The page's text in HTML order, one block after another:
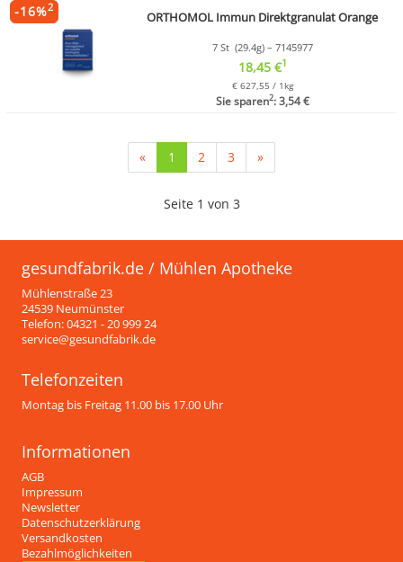
ORTHOMOL Immun Direktgranulat Orange
7 St (29.4g) – 7145977
18,45 €1
€ 627,55 / 1kg
Sie sparen2: 3,54 €
-16%2
« 1 (current)
2 3 »
Seite 1 von 3
gesundfabrik.de / Mühlen Apotheke
Mühlenstraße 23
24539 Neumünster
Telefon: 04321 - 20 999 24
service@gesundfabrik.de
Telefonzeiten
Montag bis Freitag 11.00 bis 17.00 Uhr
Informationen
AGB
Impressum
Newsletter
Datenschutzerklärung
Versandkosten
Bezahlmöglichkeiten